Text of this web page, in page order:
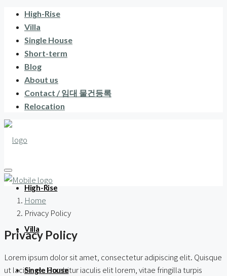
High-Rise
Villa
Single House
Short-term
Blog
About us
Contact / 임대 물건등록
Relocation
High-Rise
Villa
Single House
Home
Privacy Policy
Privacy Policy
Lorem ipsum dolor sit amet, consectetur adipiscing elit. Quisque
ut lacinia ex. Curabitur iaculis elit lorem, vitae fringilla turpis